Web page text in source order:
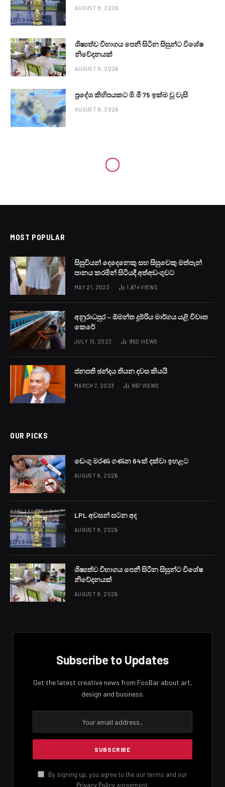
AUGUST 8, 2026
ශිෂ්‍යත්ව විභාගය පෙනී සිටින සිසුන්ට විශේෂ
නිවේදනයක්
AUGUST 8, 2026
ප්‍රදේශ කිහිපයකට මි.මී 75 ඉක්ම වූ වැසි
AUGUST 8, 2026
MOST POPULAR
සිසුවියන් දෙදෙනෙකු සහ සිසුවෙකු මත්පැන්
පානය කරමින් සිටියදී අත්අඩංගුවට
MAY 21, 2023 1,674VIEWS
අනුරාධපුර – ඕමන්ත දුම්රිය මාර්ගය යළි විවෘත
කෙරේ
JULY 13, 2023 950 VIEWS
ජනපති ඡන්දය තියන දවස කියයි
MARCH 7, 2023 867 VIEWS
OUR PICKS
ඩෙංගු මරණ ගණන 64ක් දක්වා ඉහළට
AUGUST 8, 2026
LPL අවසන් සටන අද
AUGUST 8, 2026
ශිෂ්‍යත්ව විභාගය පෙනී සිටින සිසුන්ට විශේෂ
නිවේදනයක්
AUGUST 8, 2026
Subscribe to Updates
Get the latest creative news from FooBar about art,
design and business.
By signing up, you agree to the our terms and our
Privacy Policyagreement.